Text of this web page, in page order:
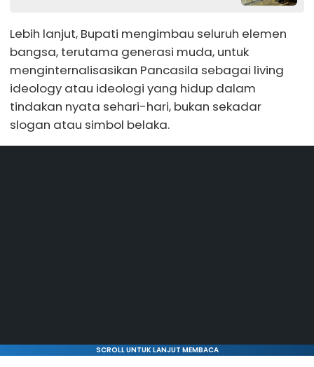
Lebih lanjut, Bupati mengimbau seluruh elemen
bangsa, terutama generasi muda, untuk
menginternalisasikan Pancasila sebagai living
ideology atau ideologi yang hidup dalam
tindakan nyata sehari-hari, bukan sekadar
slogan atau simbol belaka.
SCROLL UNTUK LANJUT MEMBACA